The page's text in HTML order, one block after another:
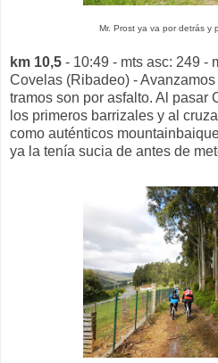
Mr. Prost ya va por detrás y
km 10,5 - 10:49 - mts asc: 249 -
Covelas (Ribadeo) -
tramos son por asfalto. Al pasar
los primeros barrizales y al
como auténticos
ya la tenía sucia de antes de